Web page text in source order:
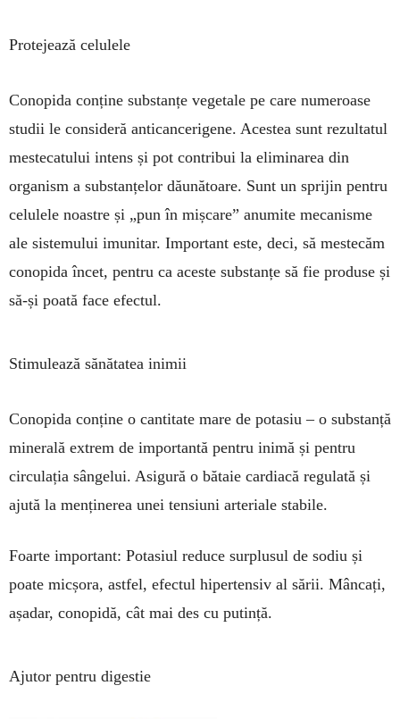
Protejează celulele
Conopida conține substan­țe vegetale pe care numeroase
studii le consideră antican­ce­rigene. Acestea sunt rezultatul
mestecatului intens și pot contribui la eliminarea din
organism a substan­țelor dăunătoare. Sunt un sprijin pentru
celulele noastre și „pun în miș­care” anumite me­canisme
ale siste­mului imu­nitar. Impor­tant este, deci, să mestecăm
conopida încet, pentru ca aceste substanțe să fie produse și
să-și poată face efectul.
Stimulează sănătatea inimii
Conopida conține o cantitate mare de potasiu – o substanță
minerală extrem de importantă pentru inimă și pentru
circulația sângelui. Asigură o bătaie car­diacă regulată și
ajută la men­ținerea unei tensiuni arteriale stabile.
Foarte important: Potasiul re­duce surplusul de sodiu și
poate micșora, astfel, efectul hi­pertensiv al sării. Mâncați,
așadar, cono­pidă, cât mai des cu putință.
Ajutor pentru digestie